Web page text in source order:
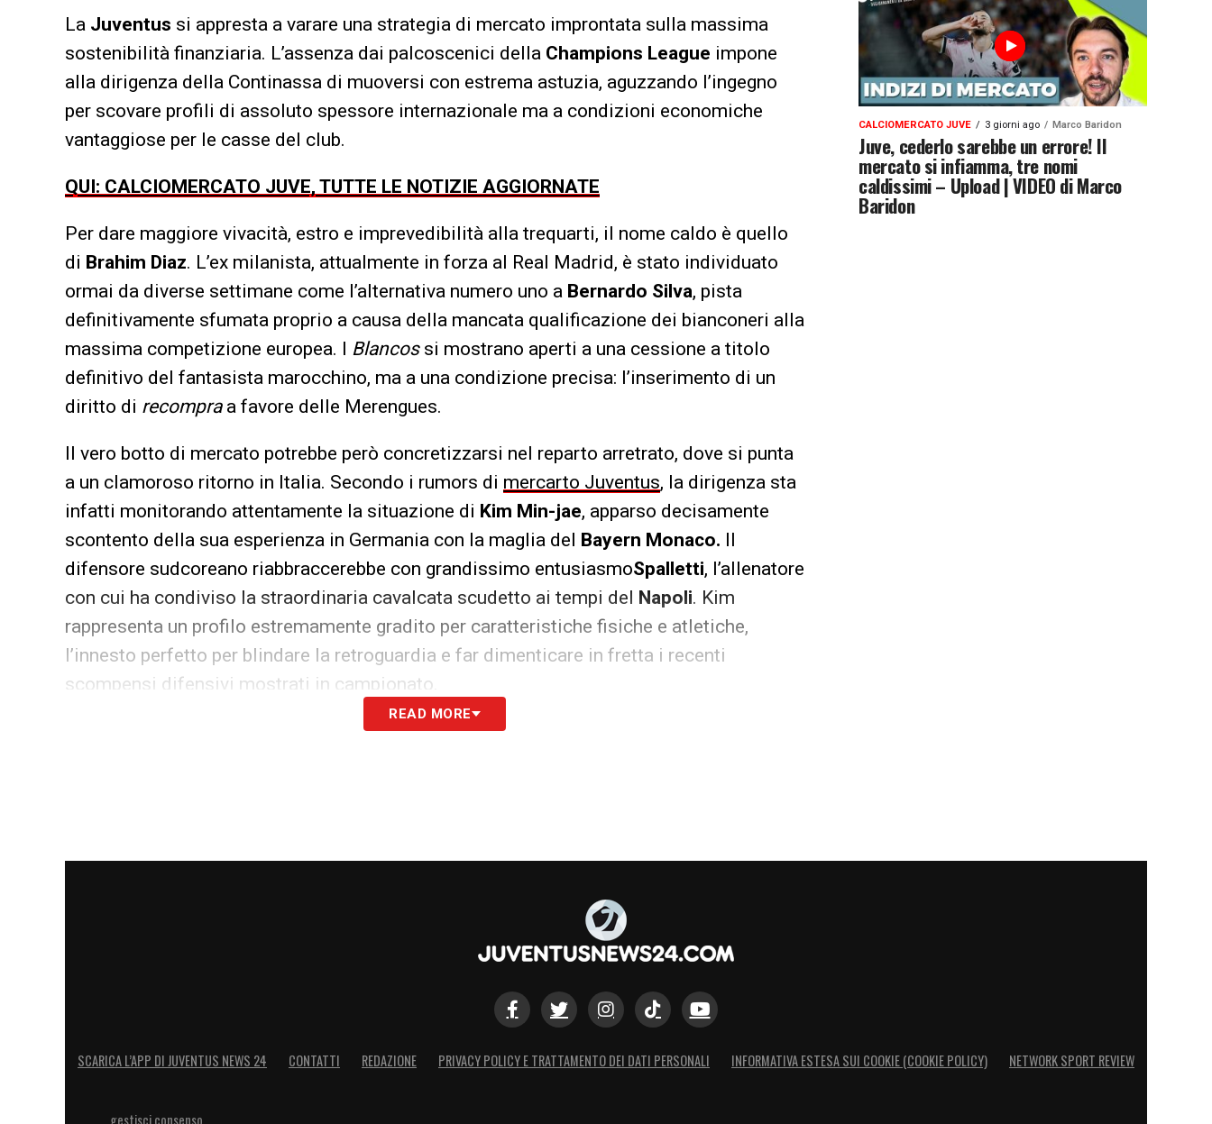
La Juventus si appresta a varare una strategia di mercato improntata sulla massima
sostenibilità finanziaria. L’assenza dai palcoscenici della Champions League impone
alla dirigenza della Continassa di muoversi con estrema astuzia, aguzzando l’ingegno
per scovare profili di assoluto spessore internazionale ma a condizioni economiche
vantaggiose per le casse del club.
QUI: CALCIOMERCATO JUVE, TUTTE LE NOTIZIE AGGIORNATE
Per dare maggiore vivacità, estro e imprevedibilità alla trequarti, il nome caldo è quello
di Brahim Diaz. L’ex milanista, attualmente in forza al Real Madrid, è stato individuato
ormai da diverse settimane come l’alternativa numero uno a Bernardo Silva, pista
definitivamente sfumata proprio a causa della mancata qualificazione dei bianconeri alla
massima competizione europea. I Blancossi mostrano aperti a una cessione a titolo
definitivo del fantasista marocchino, ma a una condizione precisa: l’inserimento di un
diritto di recompraa favore delle Merengues.
Il vero botto di mercato potrebbe però concretizzarsi nel reparto arretrato, dove si punta
a un clamoroso ritorno in Italia. Secondo i rumors di mercarto Juventus, la dirigenza sta
infatti monitorando attentamente la situazione di Kim Min-jae, apparso decisamente
scontento della sua esperienza in Germania con la maglia del Bayern Monaco. Il
difensore sudcoreano riabbraccerebbe con grandissimo entusiasmoSpalletti, l’allenatore
con cui ha condiviso la straordinaria cavalcata scudetto ai tempi del Napoli. Kim
rappresenta un profilo estremamente gradito per caratteristiche fisiche e atletiche,
l’innesto perfetto per blindare la retroguardia e far dimenticare in fretta i recenti
scompensi difensivi mostrati in campionato.
READ MORE
CALCIOMERCATO JUVE 3 giorni ago Marco Baridon
Juve, cederlo sarebbe un errore! Il
mercato si infiamma, tre nomi
caldissimi – Upload | VIDEO di Marco
Baridon
SCARICA L’APP DI JUVENTUS NEWS 24 CONTATTI REDAZIONE PRIVACY POLICY E TRATTAMENTO DEI DATI PERSONALI INFORMATIVA ESTESA SUI COOKIE (COOKIE POLICY) NETWORK SPORT REVIEW
gestisci consenso